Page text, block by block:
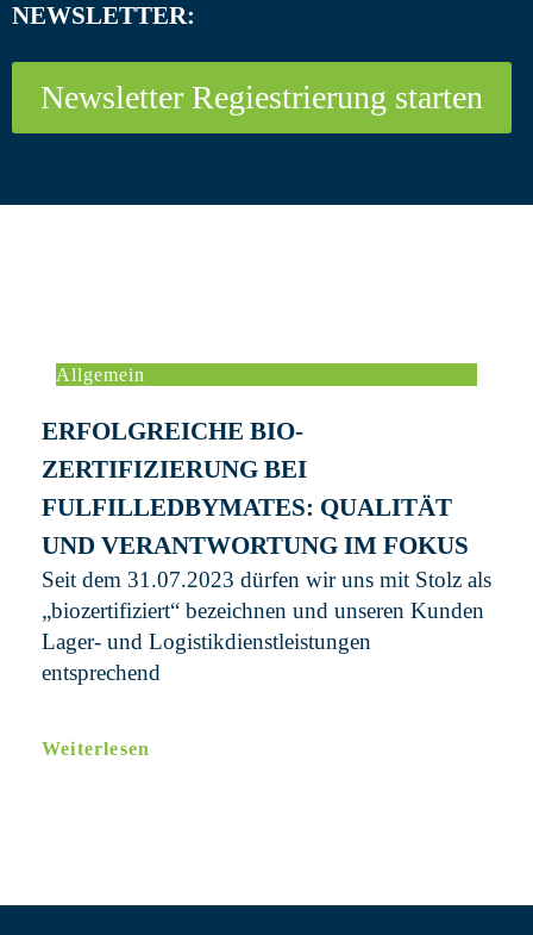
NEWSLETTER:
Newsletter Regiestrierung starten
Allgemein
ERFOLGREICHE BIO-
ZERTIFIZIERUNG BEI
FULFILLEDBYMATES: QUALITÄT
UND VERANTWORTUNG IM FOKUS
Seit dem 31.07.2023 dürfen wir uns mit Stolz als
„biozertifiziert“ bezeichnen und unseren Kunden
Lager- und Logistikdienstleistungen
entsprechend
Weiterlesen